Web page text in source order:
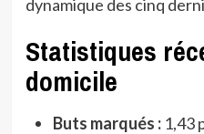
dynamique des cinq
Statistiques
domicile
Buts marqués :1,43